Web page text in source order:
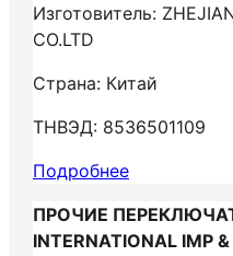
Изготовитель:
CO.LTD
Страна: Китай
ТНВЭД: 8536501109
Подробнее
ПРОЧИЕ
INTERNATIONAL IMP